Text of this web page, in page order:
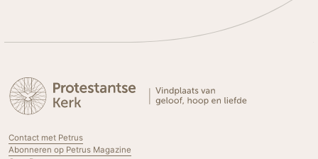
Contact met Petrus
Abonneren op Petrus Magazine